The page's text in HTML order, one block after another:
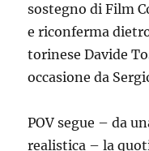
sostegno di Film
e riconferma
torinese Davide
occasione da
POV segue – da
realistica – la